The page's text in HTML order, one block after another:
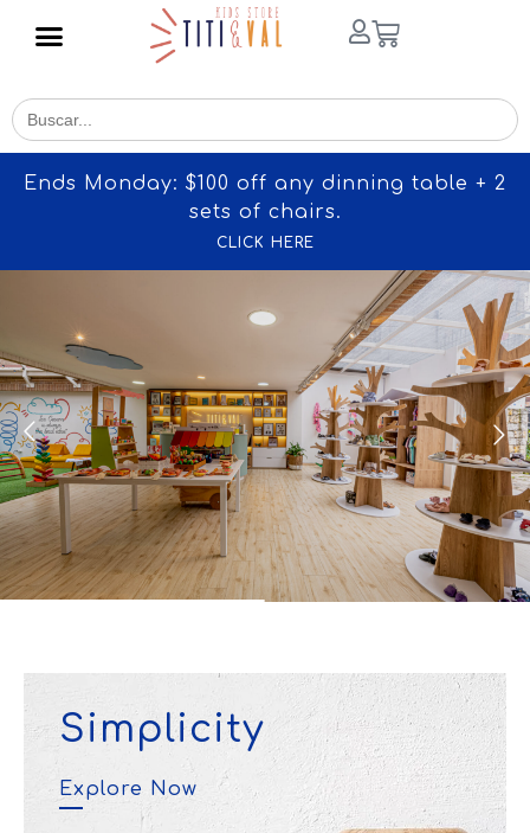
Buscar
for:
Ends Monday: $100 off any dinning table + 2
sets of chairs.
CLICK HERE
Simplicity
Explore Now